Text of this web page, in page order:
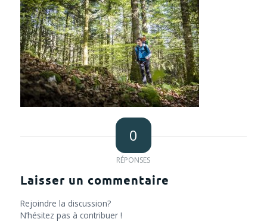
0
RÉPONSES
Laisser un commentaire
Rejoindre la discussion?
N’hésitez pas à contribuer !